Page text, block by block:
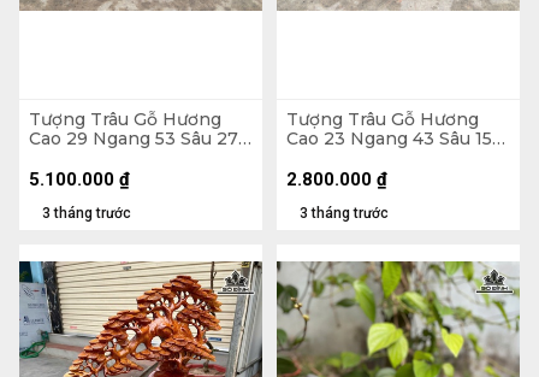
Tượng Trâu Gỗ Hương
Cao 29 Ngang 53 Sâu 27
3 tháng trước
5.100.000 ₫
Tượng Trâu Gỗ Hương
Cao 23 Ngang 43 Sâu 15
3 tháng trước
2.800.000 ₫